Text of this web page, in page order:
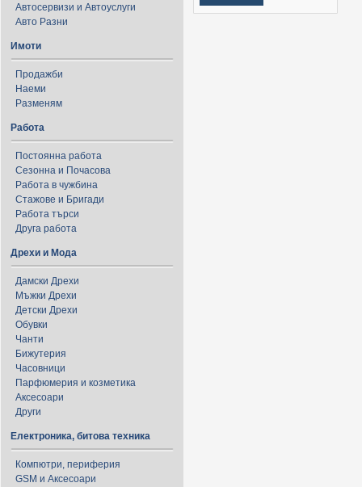
Автосервизи и Автоуслуги
Авто Разни
Имоти
Продажби
Наеми
Разменям
Работа
Постоянна работа
Сезонна и Почасова
Работа в чужбина
Стажове и Бригади
Работа търси
Друга работа
Дрехи и Мода
Дамски Дрехи
Мъжки Дрехи
Детски Дрехи
Обувки
Чанти
Бижутерия
Часовници
Парфюмерия и козметика
Аксесоари
Други
Електроника, битова техника
Компютри, периферия
GSM и Аксесоари